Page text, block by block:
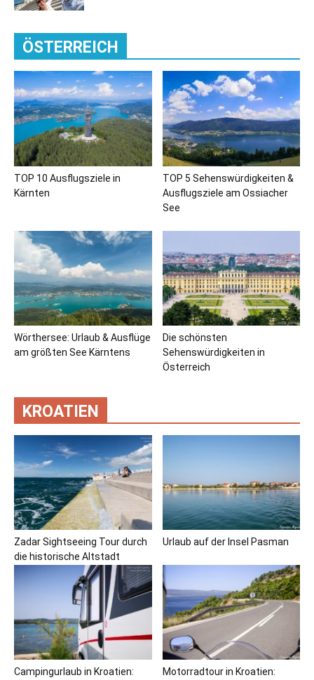
ÖSTERREICH
TOP 10 Ausflugsziele in
Kärnten
TOP 5 Sehenswürdigkeiten &
Ausflugsziele am Ossiacher
See
Wörthersee: Urlaub & Ausflüge
am größten See Kärntens
Die schönsten
Sehenswürdigkeiten in
Österreich
KROATIEN
Zadar Sightseeing Tour durch
die historische Altstadt
Urlaub auf der Insel Pasman
Campingurlaub in Kroatien:
Motorradtour in Kroatien: